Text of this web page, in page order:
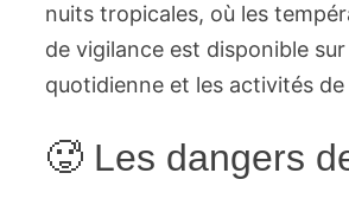
nuits tropicales, où les
de vigilance est disponible
quotidienne et les activités de
🥵 Les dangers